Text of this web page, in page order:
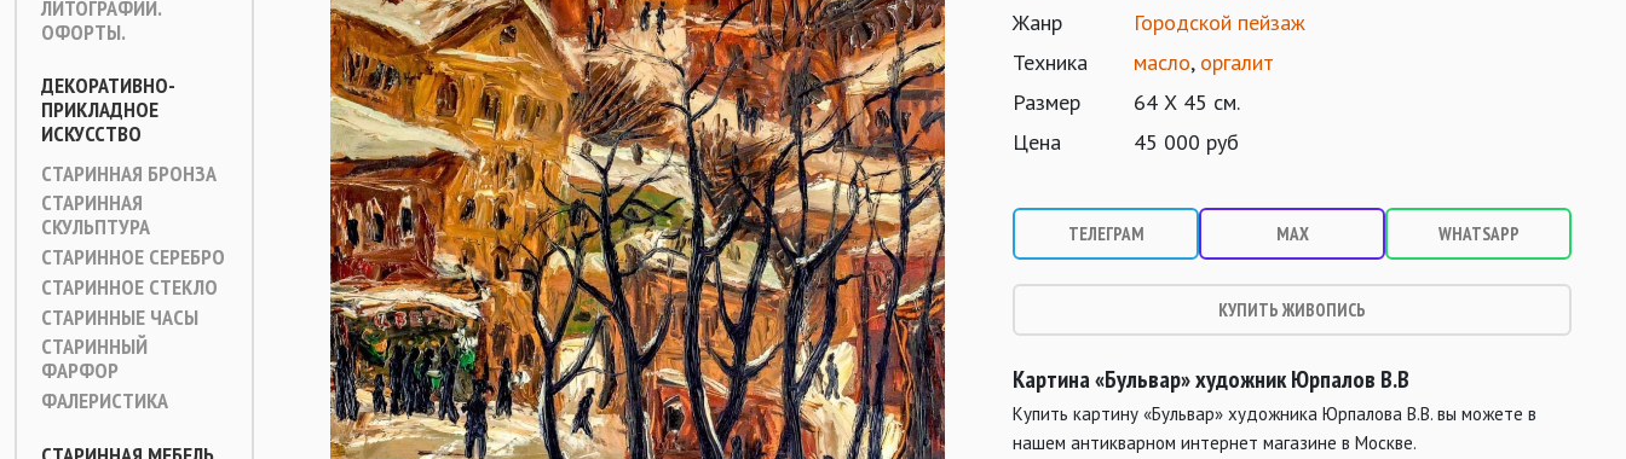
ЛИТОГРАФИИ.
ОФОРТЫ.
ДЕКОРАТИВНО-
ПРИКЛАДНОЕ
ИСКУССТВО
СТАРИННАЯ БРОНЗА
СТАРИННАЯ
СКУЛЬПТУРА
СТАРИННОЕ СЕРЕБРО
СТАРИННОЕ СТЕКЛО
СТАРИННЫЕ ЧАСЫ
СТАРИННЫЙ
ФАРФОР
ФАЛЕРИСТИКА
Жанр
Городской пейзаж
Техника
масло, оргалит
Размер
64 Х 45 см.
Цена
45 000 руб
ТЕЛЕГРАМ MAX WHATSAPP
КУПИТЬ ЖИВОПИСЬ
Картина «Бульвар» художник Юрпалов В.В
Купить картину «Бульвар» художника Юрпалова В.В. вы можете в
нашем антикварном интернет магазине в Москве.